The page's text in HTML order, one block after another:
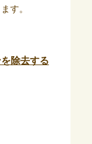
す。
除去する